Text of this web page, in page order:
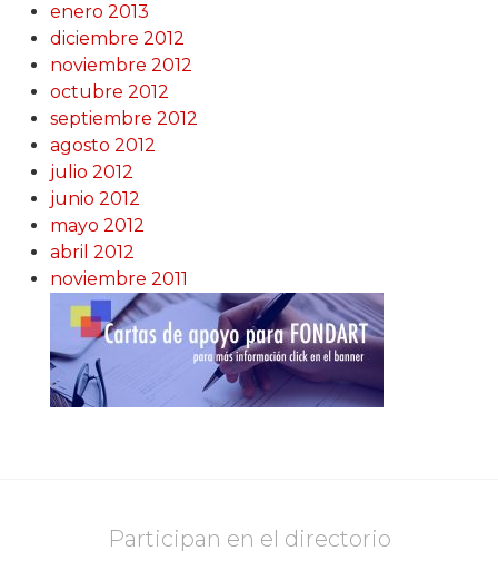
enero 2013
diciembre 2012
noviembre 2012
octubre 2012
septiembre 2012
agosto 2012
julio 2012
junio 2012
mayo 2012
abril 2012
noviembre 2011
Participan en el directorio